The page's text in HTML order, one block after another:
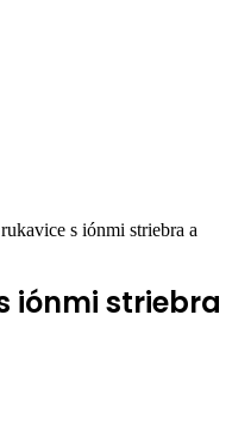
s iónmi striebra a
iónmi striebra